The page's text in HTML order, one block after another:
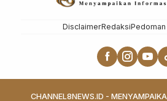
DisclaimerRedaksi
CHANNEL8NEWS.ID -